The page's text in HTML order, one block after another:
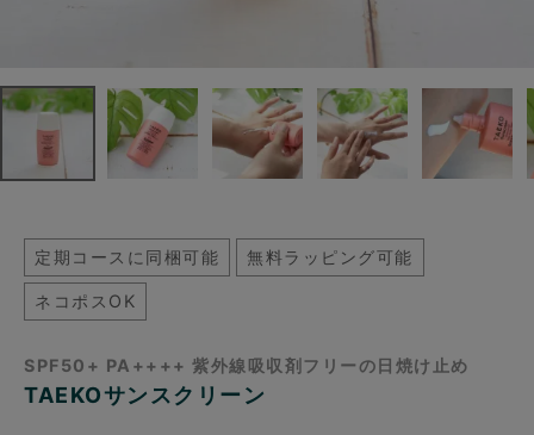
定期コースに同梱可能 無料ラッピング可能
ネコポスOK
SPF50+ PA++++ 紫外線吸収剤フリーの日焼け止め
TAEKOサンスクリーン